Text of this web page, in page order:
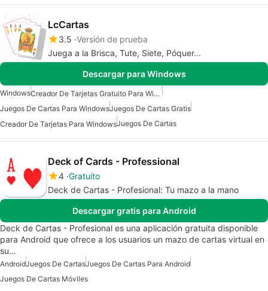
LcCartas
3.5 Versión de prueba
Juega a la Brisca, Tute, Siete, Póquer...
Descargar para Windows
Windows
Creador De Tarjetas Gratuito Para Windows
Juegos De Cartas Para WindowsJuegos De Cartas Gratis
Creador De Tarjetas Para WindowsJuegos De Cartas
Deck of Cards - Professional
4 Gratuito
Deck de Cartas - Profesional: Tu mazo a la mano
Descargar gratis para Android
Deck de Cartas - Profesional es una aplicación gratuita disponible
para Android que ofrece a los usuarios un mazo de cartas virtual en
su…
AndroidJuegos De CartasJuegos De Cartas Para Android
Juegos De Cartas Móviles